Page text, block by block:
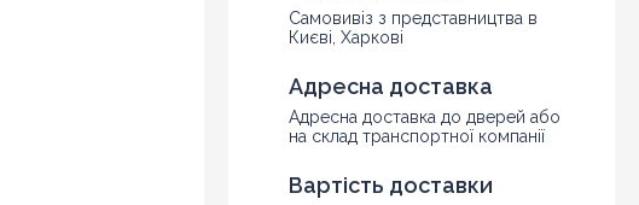
Самовивіз з представництва в
Києві, Харкові
Адресна доставка
Адресна доставка до дверей або
на склад транспортної компанії
Вартість доставки